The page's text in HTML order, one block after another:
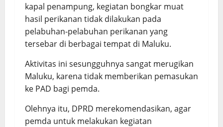
kapal penampung, kegiatan bongkar muat
hasil perikanan tidak dilakukan pada
pelabuhan-pelabuhan perikanan yang
tersebar di berbagai tempat di Maluku.
Aktivitas ini sesungguhnya sangat merugikan
Maluku, karena tidak memberikan pemasukan
ke PAD bagi pemda.
Olehnya itu, DPRD merekomendasikan, agar
pemda untuk melakukan kegiatan